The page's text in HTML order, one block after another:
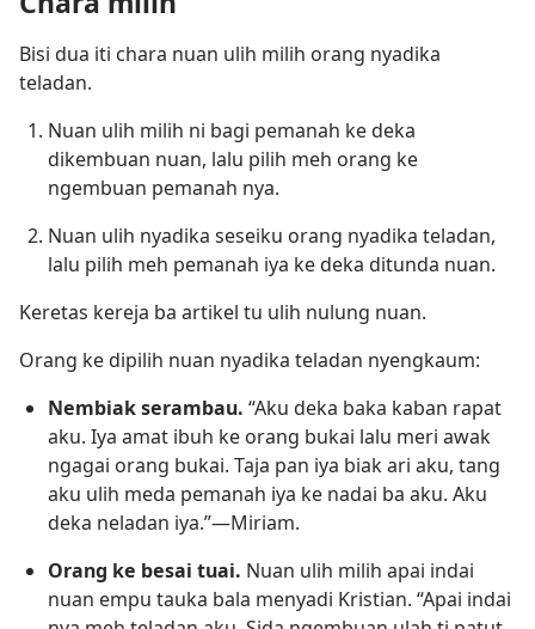
Bisi dua iti chara nuan ulih milih orang nyadika
teladan.
Nuan ulih milih ni bagi pemanah ke deka
dikembuan nuan, lalu pilih meh orang ke
ngembuan pemanah nya.
Nuan ulih nyadika seseiku orang nyadika teladan,
lalu pilih meh pemanah iya ke deka ditunda nuan.
Keretas kereja ba artikel tu ulih nulung nuan.
Orang ke dipilih nuan nyadika teladan nyengkaum:
Nembiak serambau. “Aku deka baka kaban rapat
aku. Iya amat ibuh ke orang bukai lalu meri awak
ngagai orang bukai. Taja pan iya biak ari aku, tang
aku ulih meda pemanah iya ke nadai ba aku. Aku
deka neladan iya.”—Miriam.
Orang ke besai tuai. Nuan ulih milih apai indai
nuan empu tauka bala menyadi Kristian. “Apai indai